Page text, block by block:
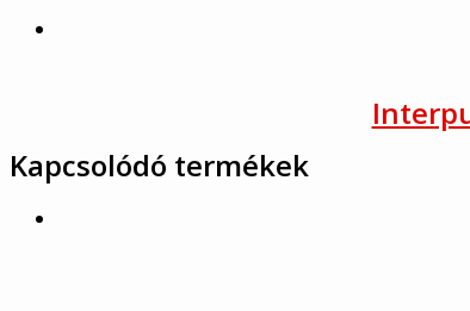
Kapcsolódó termékek